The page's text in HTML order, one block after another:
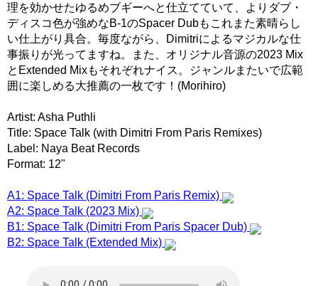
理を効かせたゆるめブギーへと仕立てていて、よりダブ・
ディスコ色が強めなB-1のSpacer Dubもこれまた素晴らし
い仕上がり具合。毎度ながら、Dimitriによるマジカルな仕
事振りが光ってますね。また、オリジナル音源の2023 Mix
とExtended Mixもそれぞれナイス。ジャンルまたいで広範
囲に楽しめる大推薦の一枚です！(Morihiro)
Artist: Asha Puthli
Title: Space Talk (with Dimitri From Paris Remixes)
Label: Naya Beat Records
Format: 12"
A1: Space Talk (Dimitri From Paris Remix)
A2: Space Talk (2023 Mix)
B1: Space Talk (Dimitri From Paris Spacer Dub)
B2: Space Talk (Extended Mix)